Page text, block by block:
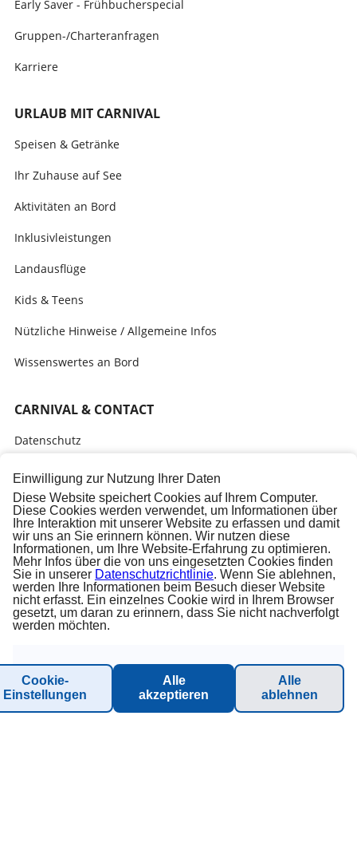
Early Saver - Frühbucherspecial
Gruppen-/Charteranfragen
Karriere
URLAUB MIT CARNIVAL
Speisen & Getränke
Ihr Zuhause auf See
Aktivitäten an Bord
Inklusivleistungen
Landausflüge
Kids & Teens
Nützliche Hinweise / Allgemeine Infos
Wissenswertes an Bord
CARNIVAL & CONTACT
Datenschutz
AGB
Impressum
Blog
Kontakt
Bitte um Rückruf
Carnival Online Check-In
Presse
Einwilligung zur Nutzung Ihrer Daten
Diese Website speichert Cookies auf Ihrem Computer.
Diese Cookies werden verwendet, um Informationen über
Ihre Interaktion mit unserer Website zu erfassen und damit
wir uns an Sie erinnern können. Wir nutzen diese
Informationen, um Ihre Website-Erfahrung zu optimieren.
Mehr Infos über die von uns eingesetzten Cookies finden
Sie in unserer Datenschutzrichtlinie. Wenn Sie ablehnen,
werden Ihre Informationen beim Besuch dieser Website
nicht erfasst. Ein einzelnes Cookie wird in Ihrem Browser
gesetzt, um daran zu erinnern, dass Sie nicht nachverfolgt
werden möchten.
Cookie-
Einstellungen
Alle
akzeptieren
Alle
ablehnen